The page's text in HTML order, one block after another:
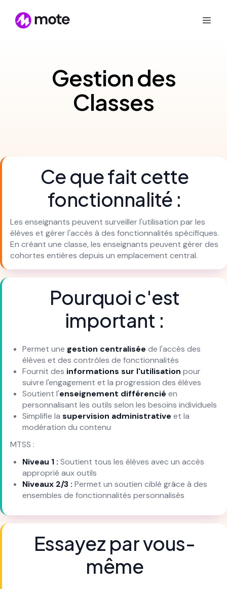
Gestion des
Classes
Ce que fait cette
fonctionnalité :
Les enseignants peuvent surveiller l'utilisation par les
élèves et gérer l'accès à des fonctionnalités spécifiques.
En créant une classe, les enseignants peuvent gérer des
cohortes entières depuis un emplacement central.
Pourquoi c'est
important :
Permet une gestion centralisée de l'accès des
élèves et des contrôles de fonctionnalités
Fournit des informations sur l'utilisation pour
suivre l'engagement et la progression des élèves
Soutient l'enseignement différencié en
personnalisant les outils selon les besoins individuels
Simplifie la supervision administrative et la
modération du contenu
MTSS :
Niveau 1 : Soutient tous les élèves avec un accès
approprié aux outils
Niveaux 2/3 : Permet un soutien ciblé grâce à des
ensembles de fonctionnalités personnalisés
Essayez par vous-
même